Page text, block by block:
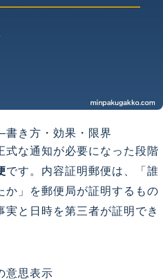
き方・効果・限界
式な通知が必要になった段階
です。内容証明郵便は、「誰
か」を郵便局が証明するもの
と日時を第三者が証明でき
意思表示